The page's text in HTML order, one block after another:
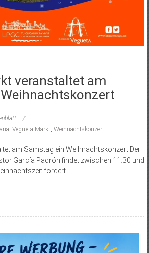
veranstaltet am
Vegueta-Markt Weihnachtskonzert
am Samstag ein Weihnachtskonzert Der
García Padrón findet zwischen 11:30 und
fördert